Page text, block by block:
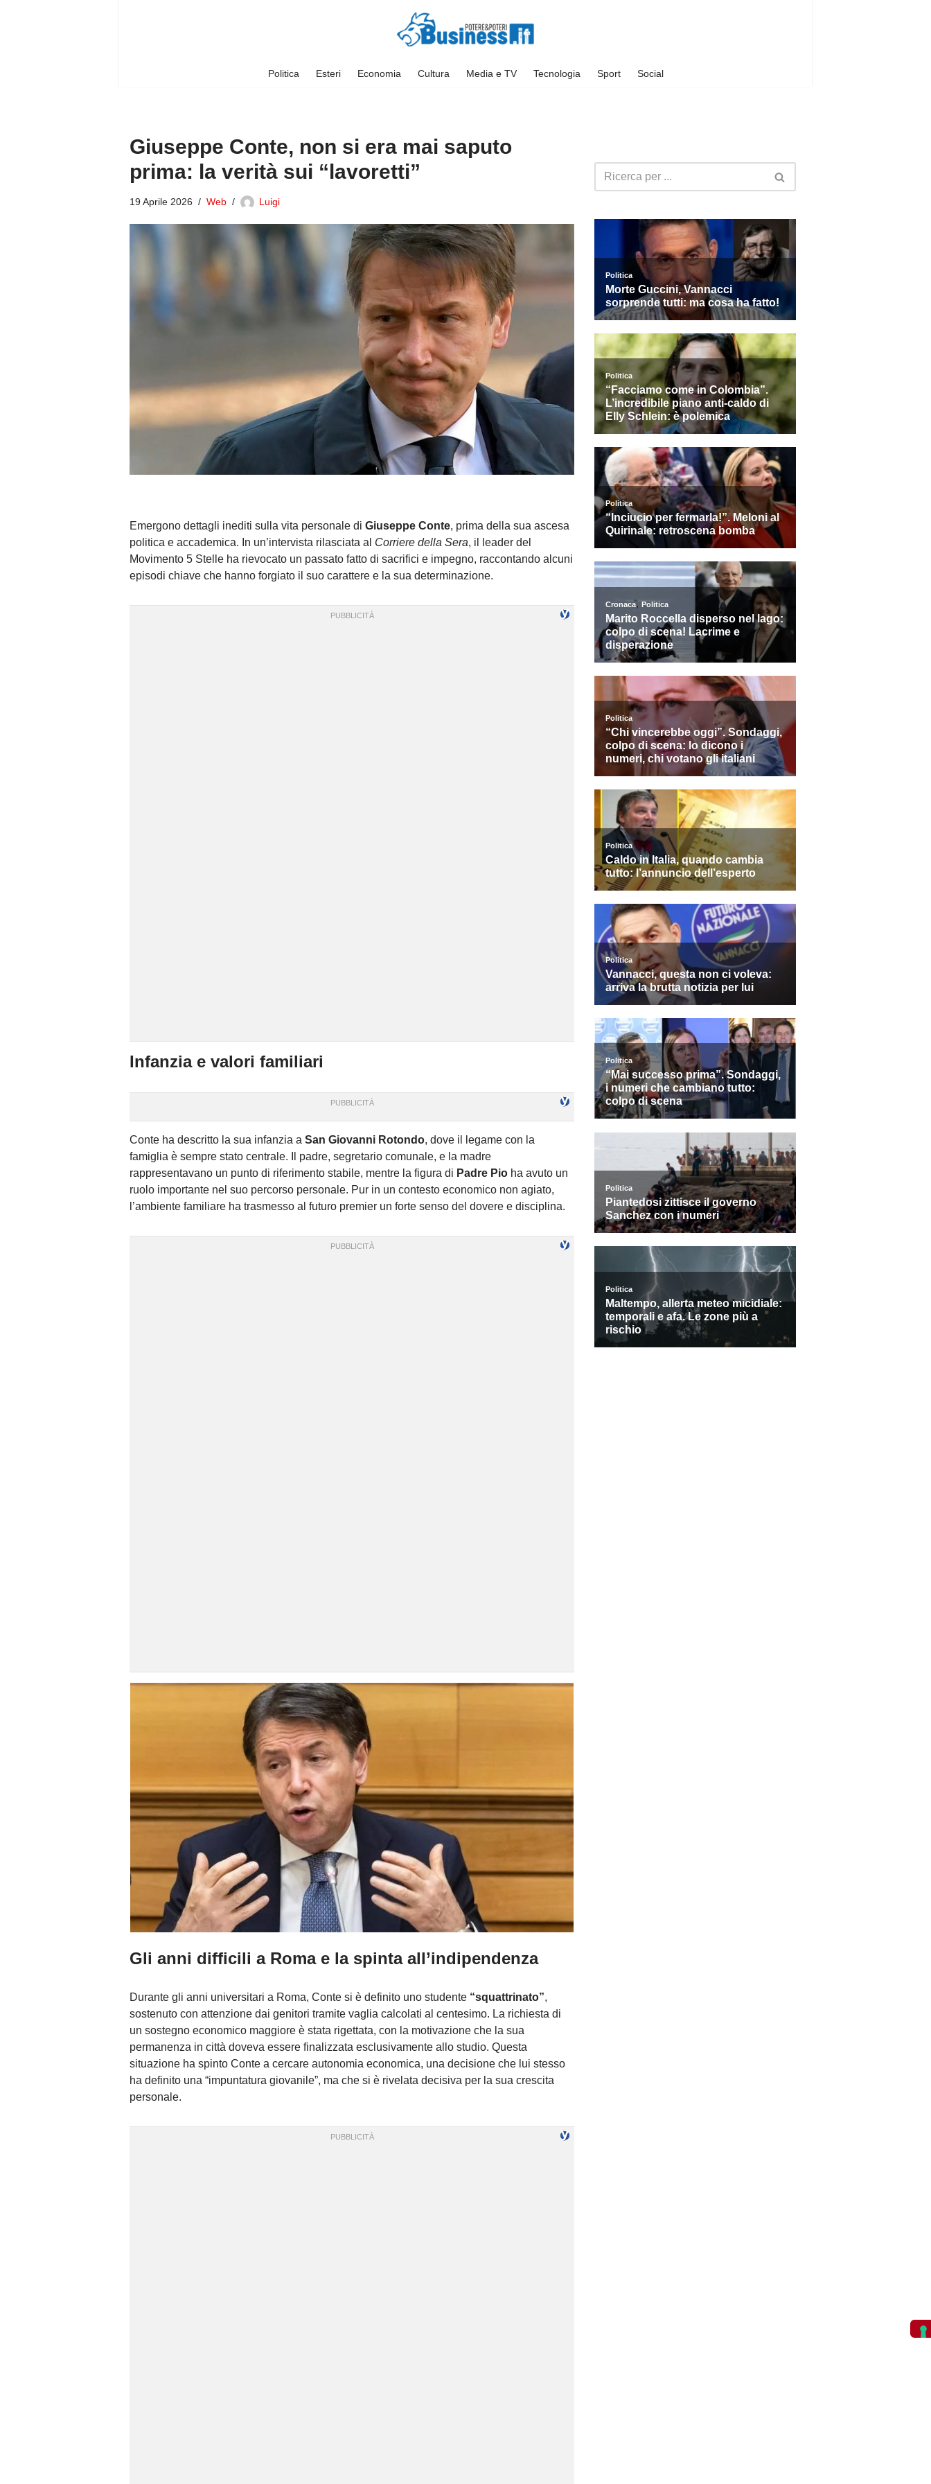
Politica Esteri Economia Cultura Media e TV Tecnologia Sport Social
Giuseppe Conte, non si era mai saputo
prima: la verità sui “lavoretti”
19 Aprile 2026 Web Luigi
Emergono dettagli inediti sulla vita personale di Giuseppe Conte, prima della sua ascesa
politica e accademica. In un’intervista rilasciata al Corriere della Sera, il leader del
Movimento 5 Stelle ha rievocato un passato fatto di sacrifici e impegno, raccontando alcuni
episodi chiave che hanno forgiato il suo carattere e la sua determinazione.
Infanzia e valori familiari
Conte ha descritto la sua infanzia a San Giovanni Rotondo, dove il legame con la
famiglia è sempre stato centrale. Il padre, segretario comunale, e la madre
rappresentavano un punto di riferimento stabile, mentre la figura di Padre Pio ha avuto un
ruolo importante nel suo percorso personale. Pur in un contesto economico non agiato,
l’ambiente familiare ha trasmesso al futuro premier un forte senso del dovere e disciplina.
Gli anni difficili a Roma e la spinta all’indipendenza
Durante gli anni universitari a Roma, Conte si è definito uno studente “squattrinato”,
sostenuto con attenzione dai genitori tramite vaglia calcolati al centesimo. La richiesta di
un sostegno economico maggiore è stata rigettata, con la motivazione che la sua
permanenza in città doveva essere finalizzata esclusivamente allo studio. Questa
situazione ha spinto Conte a cercare autonomia economica, una decisione che lui stesso
ha definito una “impuntatura giovanile”, ma che si è rivelata decisiva per la sua crescita
personale.